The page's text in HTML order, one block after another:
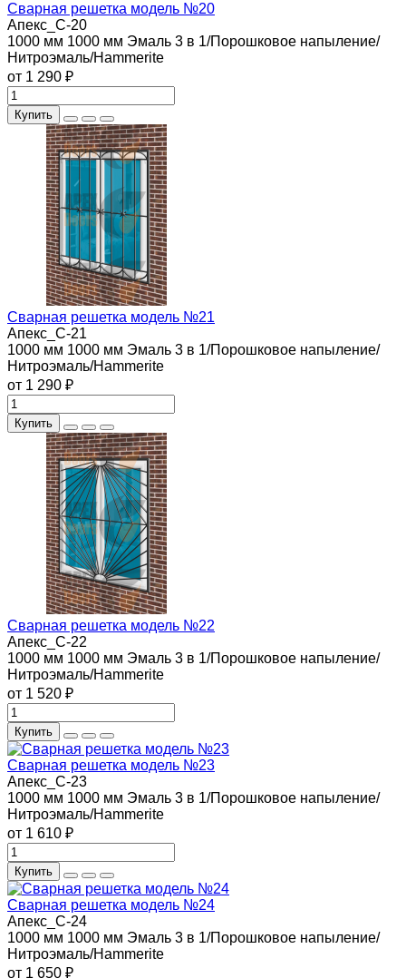
Сварная решетка модель №20
Апекс_С-20
1000 мм 1000 мм Эмаль 3 в 1/Порошковое напыление/
Нитроэмаль/Hammerite
от 1 290 ₽
Купить
Сварная решетка модель №21
Апекс_С-21
1000 мм 1000 мм Эмаль 3 в 1/Порошковое напыление/
Нитроэмаль/Hammerite
от 1 290 ₽
Купить
Сварная решетка модель №22
Апекс_С-22
1000 мм 1000 мм Эмаль 3 в 1/Порошковое напыление/
Нитроэмаль/Hammerite
от 1 520 ₽
Купить
Сварная решетка модель №23
Апекс_С-23
1000 мм 1000 мм Эмаль 3 в 1/Порошковое напыление/
Нитроэмаль/Hammerite
от 1 610 ₽
Купить
Сварная решетка модель №24
Апекс_С-24
1000 мм 1000 мм Эмаль 3 в 1/Порошковое напыление/
Нитроэмаль/Hammerite
от 1 650 ₽